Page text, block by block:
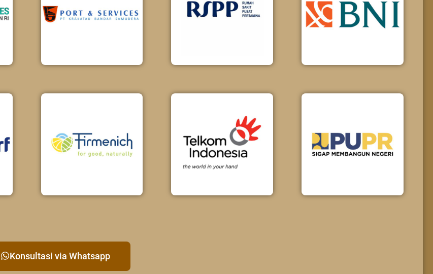
Konsultasi via Whatsapp